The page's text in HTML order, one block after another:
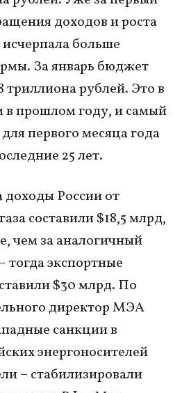
доходов и роста
больше
За январь бюджет
триллиона рублей. Это в
в прошлом году, и самый
первого месяца года
25 лет.
доходы России от
составили $18,5 млрд,
чем за аналогичный
тогда экспортные
$30 млрд. По
директор МЭА
санкции в
энергоносителей
– стабилизировали